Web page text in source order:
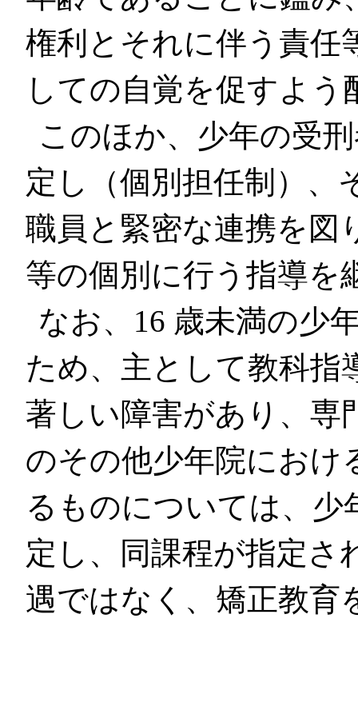
権利とそれに伴う責任
しての自覚を促すよう
このほか、少年の受
定し（個別担任制）、
職員と緊密な連携を図
等の個別に行う指導を
なお、16 歳未満の少
ため、主として教科指
著しい障害があり、専
のその他少年院におけ
るものについては、少
定し、同課程が指定さ
遇ではなく、矯正教育